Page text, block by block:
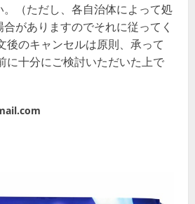
（ただし、各自治体によって処
がありますのでそれに従ってく
後のキャンセルは原則、承って
に十分にご検討いただいた上で